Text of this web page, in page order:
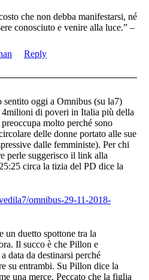
che non debba manifestarsi, né
conosciuto e venire alla luce.” –
Reply
oggi a Omnibus (su la7)
di poveri in Italia più della
molto perché sono
delle donne portato alle sue
dalle femministe). Per chi
perle suggerisco il link alla
circa la tizia del PD dice la
omnibus-29-11-2018-
un duetto spottone tra la
Il succo è che Pillon e
data da destinarsi perché
su entrambi. Su Pillon dice la
una merce. Peccato che la figlia